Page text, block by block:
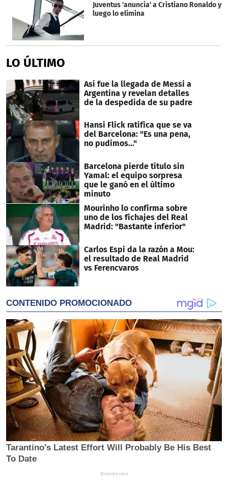
Juventus 'anuncia' a Cristiano Ronaldo y
luego lo elimina
LO ÚLTIMO
Así fue la llegada de Messi a
Argentina y revelan detalles
de la despedida de su padre
Hansi Flick ratifica que se va
del Barcelona: "Es una pena,
no pudimos..."
Barcelona pierde título sin
Yamal: el equipo sorpresa
que le ganó en el último
minuto
Mourinho lo confirma sobre
uno de los fichajes del Real
Madrid: "Bastante inferior"
Carlos Espi da la razón a Mou:
el resultado de Real Madrid
vs Ferencvaros